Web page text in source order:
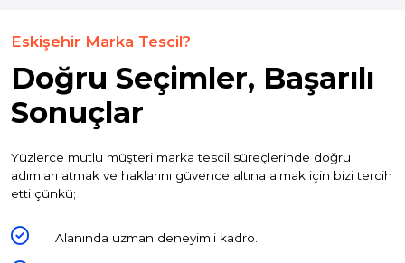
Eskişehir Marka Tescil?
Doğru Seçimler, Başarılı
Sonuçlar
Yüzlerce mutlu müşteri marka tescil süreçlerinde doğru
adımları atmak ve haklarını güvence altına almak için bizi tercih
etti çünkü;
Alanında uzman deneyimli kadro.